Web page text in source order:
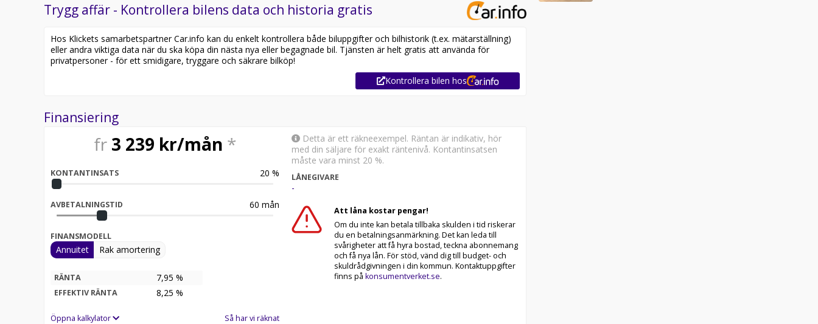
Trygg affär - Kontrollera bilens data och historia gratis
Hos Klickets samarbetspartner Car.info kan du enkelt kontrollera både biluppgifter och bilhistorik (t.ex. mätarställning)
eller andra viktiga data när du ska köpa din nästa nya eller begagnade bil. Tjänsten är helt gratis att använda för
privatpersoner - för ett smidigare, tryggare och säkrare bilköp!
Kontrollera bilen hos
Finansiering
fr 3 239 kr/mån *
KONTANTINSATS 20 %
AVBETALNINGSTID 60 mån
FINANSMODELL
Annuitet Rak amortering
RÄNTA 7,95 %
EFFEKTIV RÄNTA 8,25 %
Öppna kalkylator Så har vi räknat
Detta är ett räkneexempel. Räntan är indikativ, hör
med din säljare för exakt räntenivå. Kontantinsatsen
måste vara minst 20 %.
LÅNEGIVARE
-
Att låna kostar pengar!
Om du inte kan betala tillbaka skulden i tid riskerar
du en betalningsanmärkning. Det kan leda till
svårigheter att få hyra bostad, teckna abonnemang
och få nya lån. För stöd, vänd dig till budget- och
skuldrådgivningen i din kommun. Kontaktuppgifter
finns på konsumentverket.se.